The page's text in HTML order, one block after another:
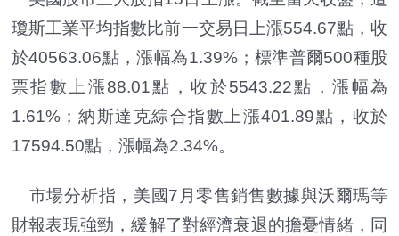
瓊斯工業平均指數比前一交易日上漲554.67點，收
於40563.06點，漲幅為1.39%；標準普爾500種股
票指數上漲88.01點，收於5543.22點，漲幅為
1.61%；納斯達克綜合指數上漲401.89點，收於
17594.50點，漲幅為2.34%。
市場分析指，美國7月零售銷售數據與沃爾瑪等
財報表現強勁，緩解了對經濟衰退的擔憂情緒，同